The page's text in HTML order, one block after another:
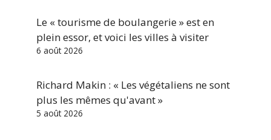
Le « tourisme de boulangerie » est en
plein essor, et voici les villes à visiter
6 août 2026
Richard Makin : « Les végétaliens ne sont
plus les mêmes qu'avant »
5 août 2026